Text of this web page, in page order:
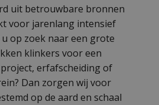
uit betrouwbare bronnen
voor jarenlang intensief
op zoek naar een grote
klinkers voor een
erfafscheiding of
Dan zorgen wij voor
op de aard en schaal